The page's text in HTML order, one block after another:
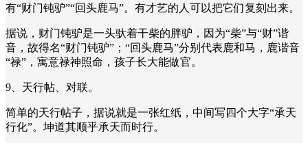
有“财门钝驴”“回头鹿马”。有才艺的人可以把它们复刻出来。
据说，财门钝驴是一头驮着干柴的胖驴，因为“柴”与“财”谐
音，故得名“财门钝驴”‌；“回头鹿马”分别代表鹿和马，鹿谐音
“禄”，寓意禄神照命，孩子长大能做官。
9、天行帖、对联。
简单的天行帖子，据说就是一张红纸，中间写四个大字“承天
行化”。坤道其顺乎承天而时行。